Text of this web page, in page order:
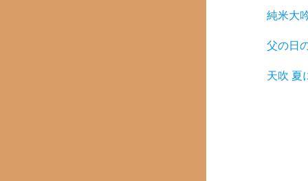
純米大
父の日
天吹 夏